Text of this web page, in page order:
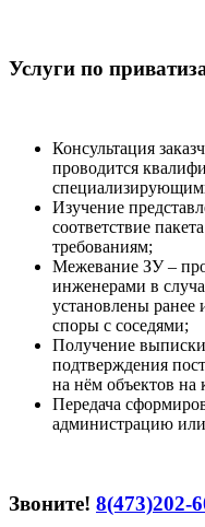
Услуги по
Консультация
проводится
Изучение
соответствие
требованиям;
Межевание ЗУ –
инженерами в
установлены ранее
споры с соседями;
Получение выписки
подтверждения
на нём объектов на
Передача
администрацию
Звоните! 8(473)202-